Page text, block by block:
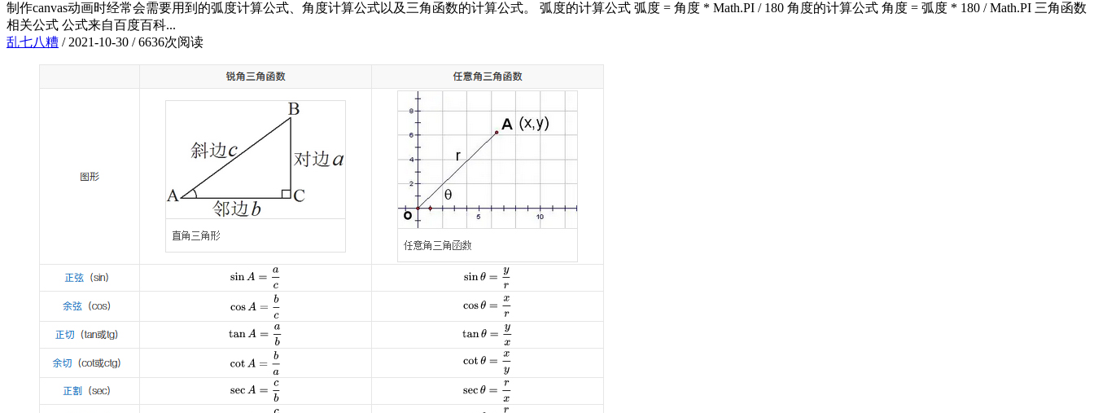
制作canvas动画时经常会需要用到的弧度计算公式、角度计算公式以及三角函数的计算公式。 弧度的计算公式 弧度 = 角度 * Math.PI / 180 角度的计算公式 角度 = 弧度 * 180 / Math.PI 三角函数
相关公式 公式来自百度百科...
乱七八糟 / 2021-10-30 / 6636次阅读